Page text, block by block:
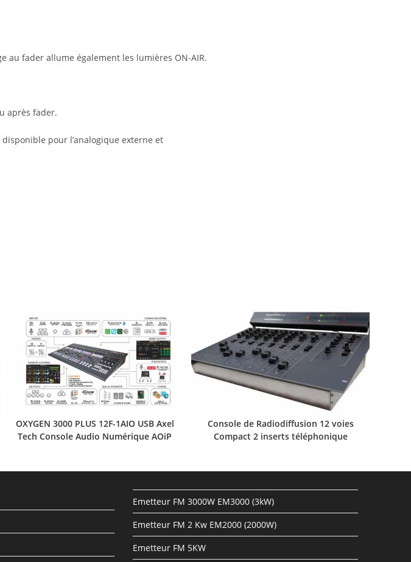
au fader allume également les lumières ON-AIR.
après fader.
pour l’analogique externe et
OXYGEN 3000 PLUS 12F-1AIO USB Axel
Tech Console Audio Numérique AOiP
Console de Radiodiffusion 12 voies
Compact 2 inserts téléphonique
Emetteur FM 3000W EM3000 (3kW)
Emetteur FM 2 Kw EM2000 (2000W)
Emetteur FM 5KW